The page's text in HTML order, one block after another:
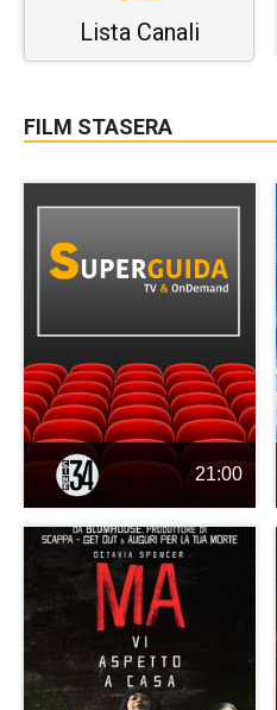
Lista Canali
FILM STASERA
21:00